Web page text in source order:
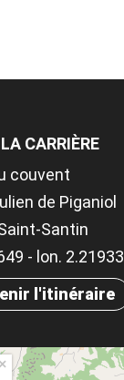
CARRIÈRE
couvent
de Piganiol
Santin
- lon. 2.21933
l'itinéraire
×